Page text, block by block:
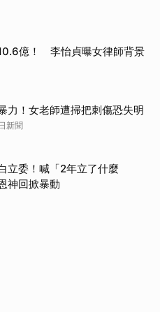
億！ 李怡貞曝女律師背景
力！女老師遭掃把刺傷恐失明
新聞
立委！喊「2年立了什麼
神回掀暴動